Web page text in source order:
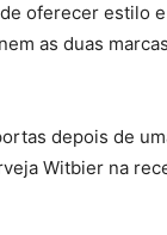
oferecer estilo
as duas
depois de
Witbier na